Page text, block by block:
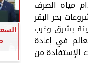
مياه الصرف
بحر البقر
بشرق وغرب
في إعادة
الإستفادة من